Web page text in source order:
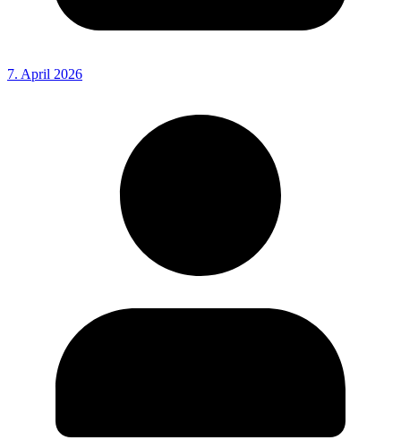
7. April 2026